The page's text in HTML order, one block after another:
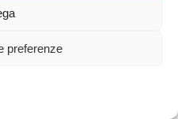
preferenze
delle incoerenze nelle